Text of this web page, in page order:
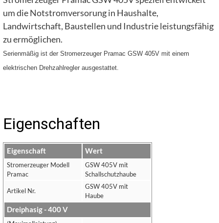
um die Notstromversorung in Haushalte,
Landwirtschaft, Baustellen und Industrie leistungsfähig
zu ermöglichen.
Serienmäßig ist der Stromerzeuger Pramac GSW 405V mit einem
elektrischen Drehzahlregler ausgestattet.
Eigenschaften
Eigenschaft Wert
Stromerzeuger Modell
Pramac
GSW 405V mit
Schallschutzhaube
Artikel Nr.
GSW 405V mit
Haube
Dreiphasig - 400 V